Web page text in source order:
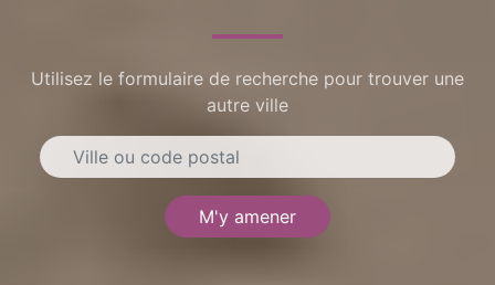
Utilisez le formulaire de recherche pour trouver une
autre ville
M'y amener